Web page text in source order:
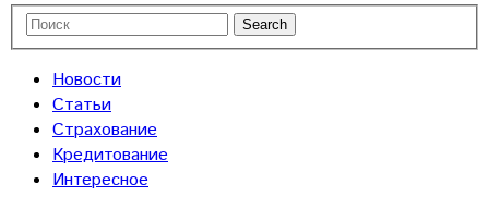
Новости
Статьи
Страхование
Кредитование
Интересное